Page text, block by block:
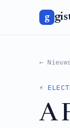
g
←
⚡
A